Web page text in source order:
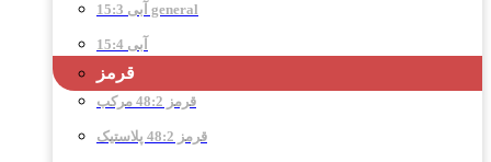
آبی 15:3 general
آبی 15:4
قرمز
قرمز 48:2 مرکب
قرمز 48:2 پلاستیک